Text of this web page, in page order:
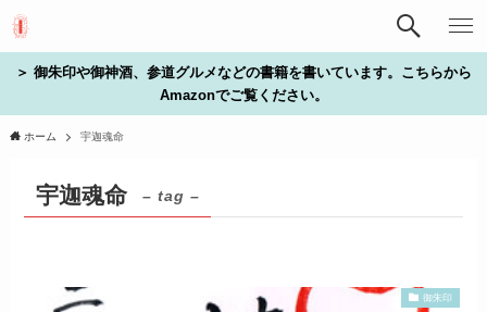
＞ 御朱印や御神酒、参道グルメなどの書籍を書いています。こちらから
Amazonでご覧ください。
ホーム 宇迦魂命
宇迦魂命 – tag –
御朱印